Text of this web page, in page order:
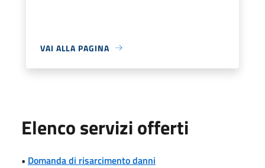
VAI ALLA PAGINA
Elenco servizi offerti
• Domanda di risarcimento danni